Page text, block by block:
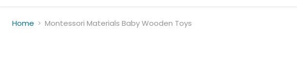
Home Montessori Materials Baby Wooden Toys